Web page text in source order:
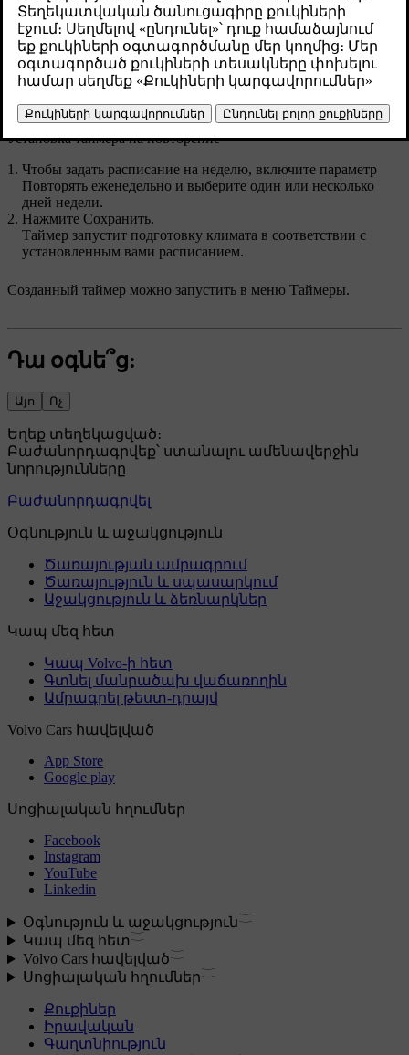
Нажмите на символ вентилятора
на нижней панели и
перейдите в разделТаймеры.
Перейдите в менюТаймеры климата→Добавить таймер.
Выберите время отъезда.
Установка таймера на повторение
Чтобы задать расписание на неделю, включите параметр
Повторять еженедельно и выберите один или несколько
дней недели.
Нажмите Сохранить.
Таймер запустит подготовку климата в соответствии с
установленным вами расписанием.
Созданный таймер можно запустить в меню Таймеры.
Դա օգնե՞ց:
Այո Ոչ